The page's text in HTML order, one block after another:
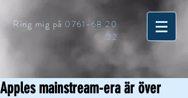
Ring mig på 0761-68 20
22
Apples mainstream-era är över